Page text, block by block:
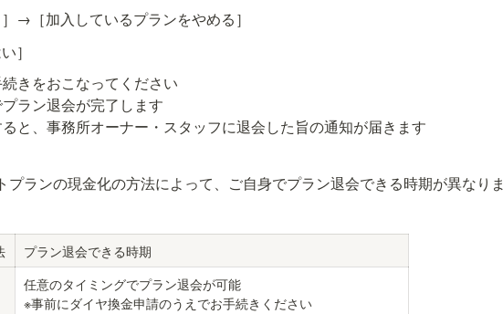
→［加入しているプランをやめる］
］
きをおこなってください
ラン退会が完了します
と、事務所オーナー・スタッフに退会した旨の通知が届きます
プランの現金化の方法によって、ご自身でプラン退会できる時期が異なりま
プラン退会できる時期
任意のタイミングでプラン退会が可能
※事前にダイヤ換金申請のうえでお手続きください